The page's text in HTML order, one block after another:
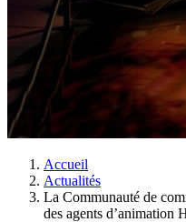
Accueil
Actualités
La Communauté de
des agents d’animation